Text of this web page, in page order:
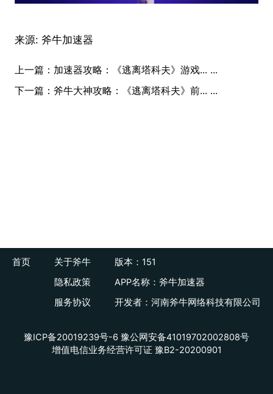
来源: 斧牛加速器
上一篇： 加速器攻略：《逃离塔科夫》游戏... ...
下一篇：斧牛大神攻略：《逃离塔科夫》前... ...
首页
关于斧牛
隐私政策
服务协议
版本：151
APP名称：斧牛加速器
开发者：河南斧牛网络科技有限公司
豫ICP备20019239号-6 豫公网安备41019702002808号
增值电信业务经营许可证 豫B2-20200901